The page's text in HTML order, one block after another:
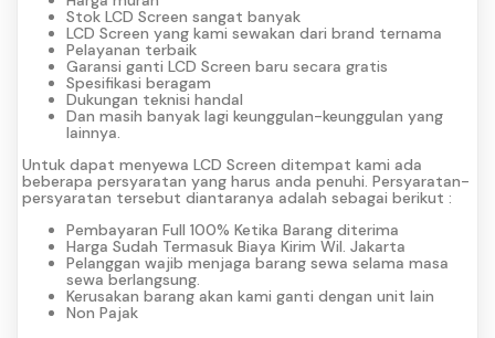
Stok LCD Screen sangat banyak
LCD Screen yang kami sewakan dari brand ternama
Pelayanan terbaik
Garansi ganti LCD Screen baru secara gratis
Spesifikasi beragam
Dukungan teknisi handal
Dan masih banyak lagi keunggulan-keunggulan yang
lainnya.
Untuk dapat menyewa LCD Screen ditempat kami ada
beberapa persyaratan yang harus anda penuhi. Persyaratan-
persyaratan tersebut diantaranya adalah sebagai berikut :
Pembayaran Full 100% Ketika Barang diterima
Harga Sudah Termasuk Biaya Kirim Wil. Jakarta
Pelanggan wajib menjaga barang sewa selama masa
sewa berlangsung.
Kerusakan barang akan kami ganti dengan unit lain
Non Pajak